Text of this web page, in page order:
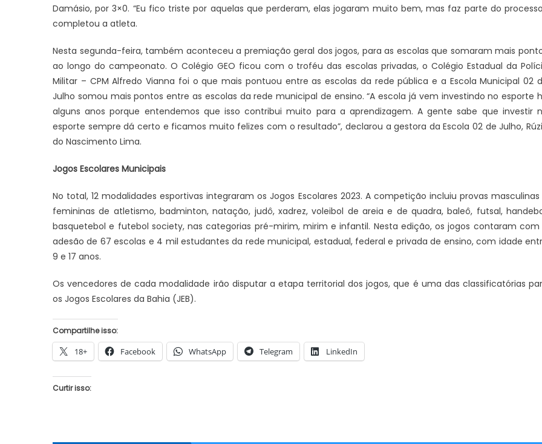
Damásio, por 3×0. “Eu fico triste por aquelas que perderam, elas jogaram muito bem, mas faz parte do
completou a atleta.
Nesta segunda-feira, também aconteceu a premiação geral dos jogos, para as escolas que somaram mais
ao longo do campeonato. O Colégio GEO ficou com o troféu das escolas privadas, o Colégio Estadual da
Militar – CPM Alfredo Vianna foi o que mais pontuou entre as escolas da rede pública e a Escola Municipal 02
Julho somou mais pontos entre as escolas da rede municipal de ensino. “A escola já vem investindo no esporte
alguns anos porque entendemos que isso contribui muito para a aprendizagem. A gente sabe que investir
esporte sempre dá certo e ficamos muito felizes com o resultado”, declarou a gestora da Escola 02 de Julho,
do Nascimento Lima.
Jogos Escolares Municipais
No total, 12 modalidades esportivas integraram os Jogos Escolares 2023. A competição incluiu provas masculinas
femininas de atletismo, badminton, natação, judô, xadrez, voleibol de areia e de quadra, baleô, futsal,
basquetebol e futebol society, nas categorias pré-mirim, mirim e infantil. Nesta edição, os jogos contaram com
adesão de 67 escolas e 4 mil estudantes da rede municipal, estadual, federal e privada de ensino, com idade
9 e 17 anos.
Os vencedores de cada modalidade irão disputar a etapa territorial dos jogos, que é uma das classificatórias
os Jogos Escolares da Bahia (JEB).
Compartilhe isso:
18+ Facebook WhatsApp Telegram LinkedIn
Curtir isso:
Juazeiro: Candidatos a deputado
estadual estão aptos para serem
TCU
JUAZEIRO
Ponte Presidente Dutra deixa dois
feridos
A lenda desperta no Rio São